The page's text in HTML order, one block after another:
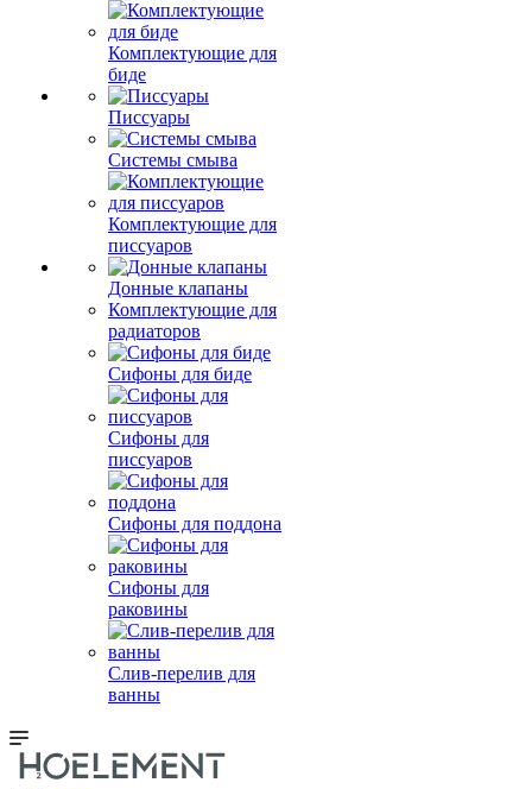
Комплектующие для
биде
Писсуары
Системы смыва
Комплектующие для
писсуаров
Донные клапаны
Комплектующие для
радиаторов
Сифоны для биде
Сифоны для
писсуаров
Сифоны для поддона
Сифоны для
раковины
Слив-перелив для
ванны